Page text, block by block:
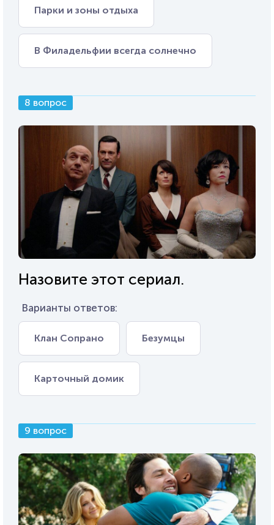
Парки и зоны отдыха
В Филадельфии всегда солнечно
8 вопрос
Назовите этот сериал.
Варианты ответов:
Клан Сопрано Безумцы
Карточный домик
9 вопрос